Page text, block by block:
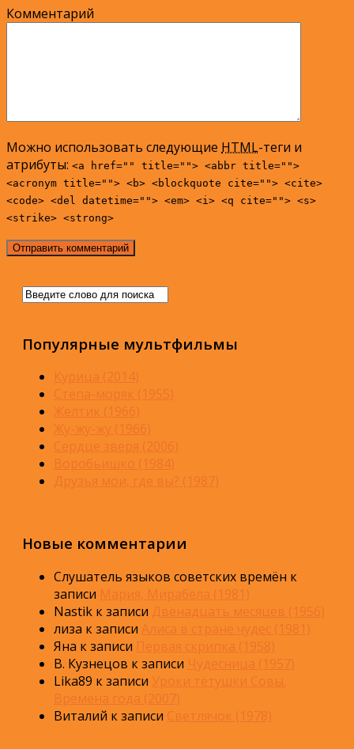
Комментарий
Можно использовать следующие HTML-теги и
атрибуты: <a href="" title=""> <abbr title="">
<acronym title=""> <b> <blockquote cite=""> <cite>
<code> <del datetime=""> <em> <i> <q cite=""> <s>
<strike> <strong>
Популярные мультфильмы
Курица (2014)
Стёпа-моряк (1955)
Желтик (1966)
Жу-жу-жу (1966)
Сердце зверя (2006)
Воробьишко (1984)
Друзья мои, где вы? (1987)
Новые комментарии
Слушатель языков советских времён к
записи Мария, Мирабела (1981)
Nastik к записи Двенадцать месяцев (1956)
лиза к записи Алиса в стране чудес (1981)
Яна к записи Первая скрипка (1958)
В. Кузнецов к записи Чудесница (1957)
Lika89 к записи Уроки тётушки Совы.
Времена года (2007)
Виталий к записи Светлячок (1978)